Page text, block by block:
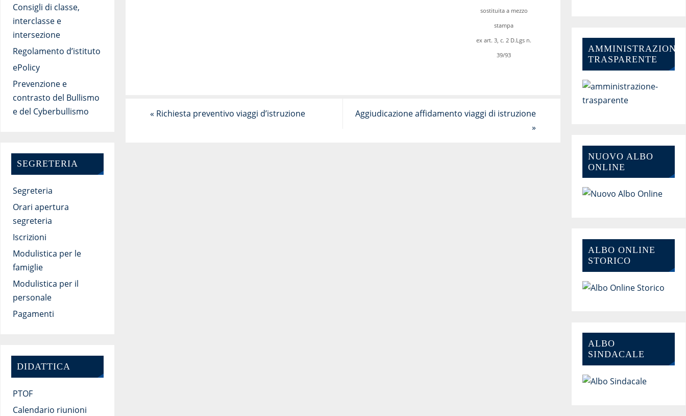
sostituita a mezzo
stampa
ex art. 3, c. 2 D.Lgs n.
39/93
« Richiesta preventivo viaggi d’istruzione
Aggiudicazione affidamento viaggi di istruzione
»
Consigli di classe,
interclasse e
intersezione
Regolamento d’istituto
ePolicy
Prevenzione e
contrasto del Bullismo
e del Cyberbullismo
SEGRETERIA
Segreteria
Orari apertura
segreteria
Iscrizioni
Modulistica per le
famiglie
Modulistica per il
personale
Pagamenti
DIDATTICA
PTOF
Calendario riunioni
AMMINISTRAZIONE-
TRASPARENTE
NUOVO ALBO
ONLINE
ALBO ONLINE
STORICO
ALBO
SINDACALE